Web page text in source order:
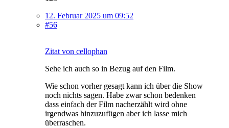
12. Februar 2025 um 09:52
#56
Zitat von cellophan
Sehe ich auch so in Bezug auf den Film.
Wie schon vorher gesagt kann ich über die Show
noch nichts sagen. Habe zwar schon bedenken
dass einfach der Film nacherzählt wird ohne
irgendwas hinzuzufügen aber ich lasse mich
überraschen.